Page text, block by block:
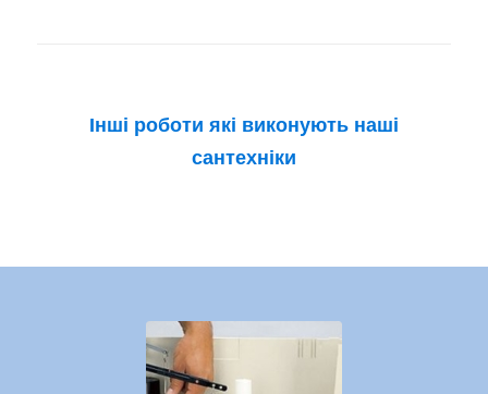
Інші роботи які виконують наші
сантехніки